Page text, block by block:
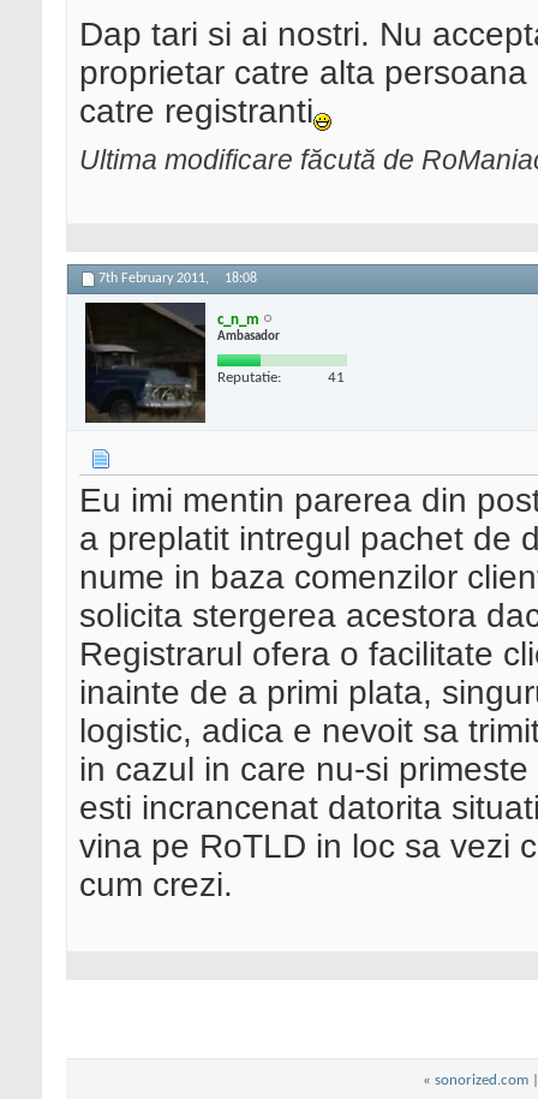
Dap tari si ai nostri. Nu
proprietar catre alta
catre registranti
Ultima modificare făcută de
7th February 2011, 18:08
c_n_m
Ambasador
Reputatie: 41
Eu imi mentin parerea din
a preplatit intregul pachet de
nume in baza comenzilor
solicita stergerea acestora
Registrarul ofera o facilitate
inainte de a primi plata,
logistic, adica e nevoit sa
in cazul in care nu-si
esti incrancenat datorita
vina pe RoTLD in loc sa vezi
cum crezi.
« sonorized.com